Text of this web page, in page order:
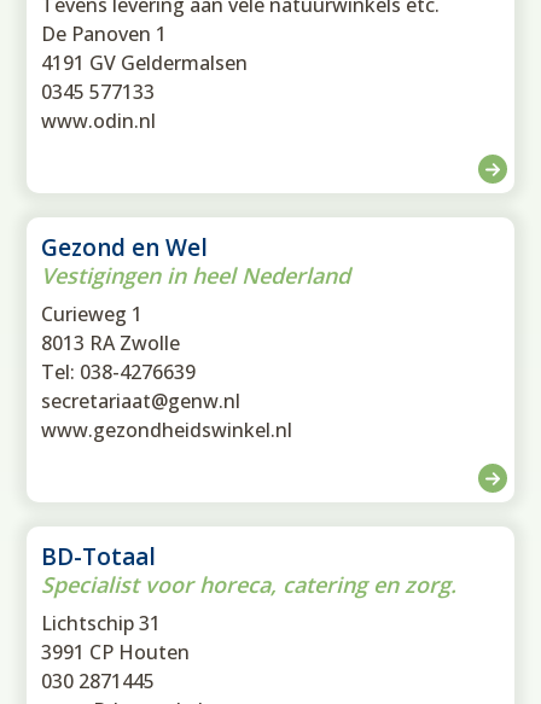
De Panoven 1
4191 GV Geldermalsen
0345 577133
www.odin.nl
Gezond en Wel
Vestigingen in heel Nederland
Curieweg 1
8013 RA Zwolle
Tel: 038-4276639
secretariaat@genw.nl
www.gezondheidswinkel.nl
BD-Totaal
Specialist voor horeca, catering en zorg.
Lichtschip 31
3991 CP Houten
030 2871445